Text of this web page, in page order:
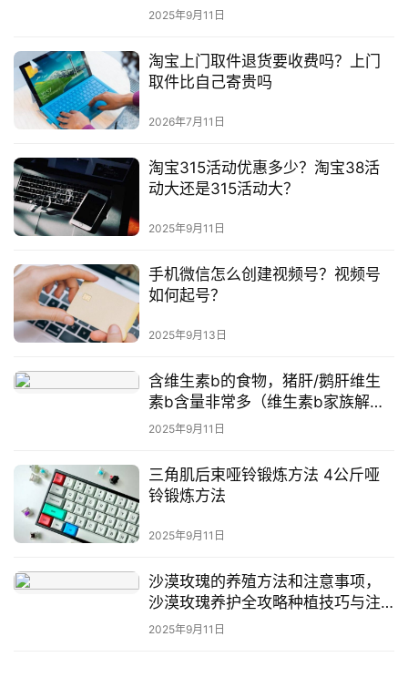
2025年9月11日
淘宝上门取件退货要收费吗？上门
取件比自己寄贵吗
2026年7月11日
淘宝315活动优惠多少？淘宝38活
动大还是315活动大？
2025年9月11日
手机微信怎么创建视频号？视频号
如何起号？
2025年9月13日
含维生素b的食物，猪肝/鹅肝维生
素b含量非常多（维生素b家族解
析）
2025年9月11日
三角肌后束哑铃锻炼方法 4公斤哑
铃锻炼方法
2025年9月11日
沙漠玫瑰的养殖方法和注意事项，
沙漠玫瑰养护全攻略种植技巧与注
意事项
2025年9月11日